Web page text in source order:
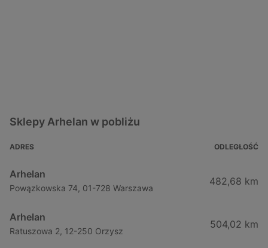
Sklepy Arhelan w pobliżu
ADRES ODLEGŁOŚĆ
Arhelan
Powązkowska 74, 01-728 Warszawa
482,68 km
Arhelan
Ratuszowa 2, 12-250 Orzysz
504,02 km